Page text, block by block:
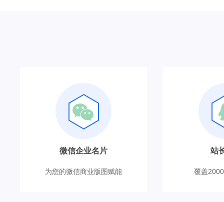
微信企业名片
为您的微信商业版图赋能
站
覆盖